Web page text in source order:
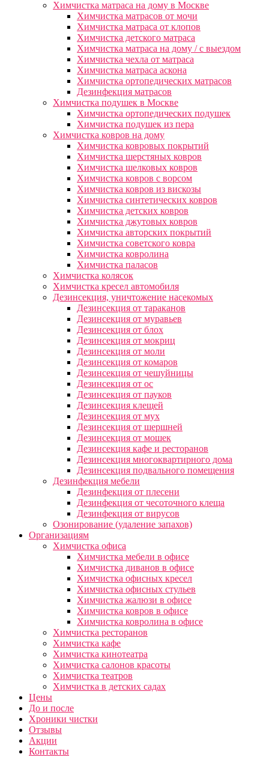
Химчистка матраса на дому в Москве
Химчистка матрасов от мочи
Химчистка матраса от клопов
Химчистка детского матраса
Химчистка матраса на дому / с выездом
Химчистка чехла от матраса
Химчистка матраса аскона
Химчистка ортопедических матрасов
Дезинфекция матрасов
Химчистка подушек в Москве
Химчистка ортопедических подушек
Химчистка подушек из пера
Химчистка ковров на дому
Химчистка ковровых покрытий
Химчистка шерстяных ковров
Химчистка шелковых ковров
Химчистка ковров с ворсом
Химчистка ковров из вискозы
Химчистка синтетических ковров
Химчистка детских ковров
Химчистка джутовых ковров
Химчистка авторских покрытий
Химчистка советского ковра
Химчистка ковролина
Химчистка паласов
Химчистка колясок
Химчистка кресел автомобиля
Дезинсекция, уничтожение насекомых
Дезинсекция от тараканов
Дезинсекция от муравьев
Дезинсекция от блох
Дезинсекция от мокриц
Дезинсекция от моли
Дезинсекция от комаров
Дезинсекция от чешуйницы
Дезинсекция от ос
Дезинсекция от пауков
Дезинсекция клещей
Дезинсекция от мух
Дезинсекция от шершней
Дезинсекция от мошек
Дезинсекция кафе и ресторанов
Дезинсекция многоквартирного дома
Дезинсекция подвального помещения
Дезинфекция мебели
Дезинфекция от плесени
Дезинфекция от чесоточного клеща
Дезинфекция от вирусов
Озонирование (удаление запахов)
Организациям
Химчистка офиса
Химчистка мебели в офисе
Химчистка диванов в офисе
Химчистка офисных кресел
Химчистка офисных стульев
Химчистка жалюзи в офисе
Химчистка ковров в офисе
Химчистка ковролина в офисе
Химчистка ресторанов
Химчистка кафе
Химчистка кинотеатра
Химчистка салонов красоты
Химчистка театров
Химчистка в детских садах
Цены
До и после
Хроники чистки
Отзывы
Акции
Контакты